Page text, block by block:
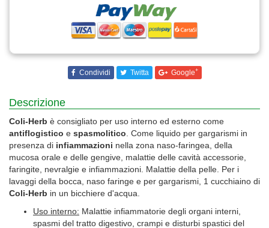
Condividi Twitta Google+
Descrizione
Coli-Herb è consigliato per uso interno ed esterno come
antiflogistico e spasmolitico . Come liquido per gargarismi in
presenza di infiammazioni nella zona naso-faringea, della
mucosa orale e delle gengive, malattie delle cavità accessorie,
faringite, nevralgie e infiammazioni. Malattie della pelle. Per i
lavaggi della bocca, naso faringe e per gargarismi, 1 cucchiaino di
Coli-Herb in un bicchiere d'acqua.
Uso interno: Malattie infiammatorie degli organi interni,
spasmi del tratto digestivo, crampi e disturbi spastici del